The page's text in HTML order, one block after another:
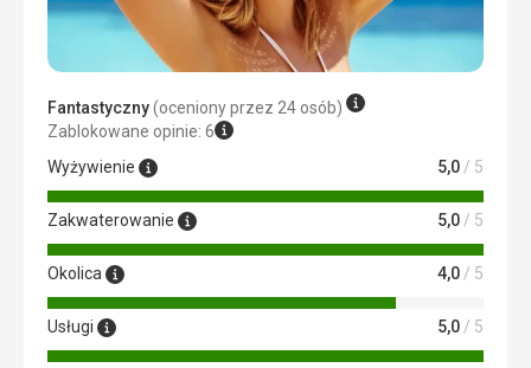
Fantastyczny(oceniony przez 24 osób)
Zablokowane opinie: 6
Wyżywienie
5,0 / 5
Zakwaterowanie 5,0 / 5
Okolica 4,0 / 5
Usługi 5,0 / 5